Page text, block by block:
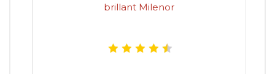
brillant Milenor